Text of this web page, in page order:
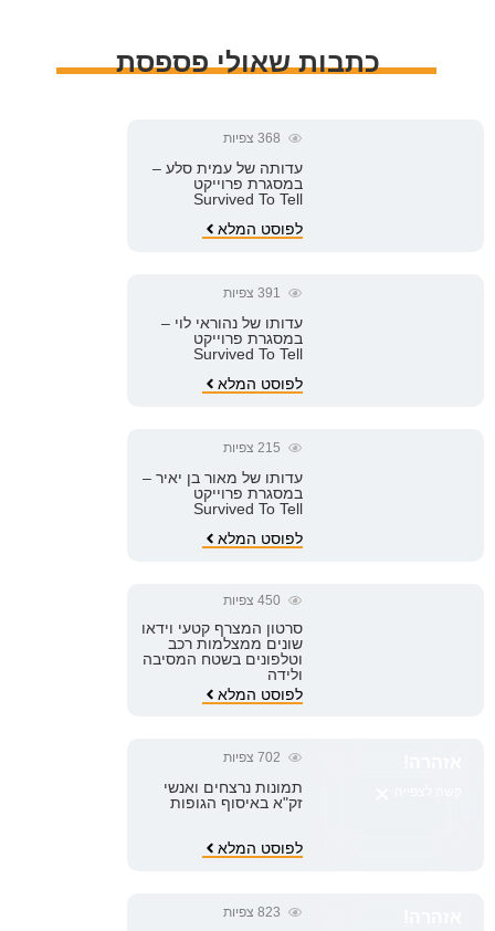
כתבות שאולי פספסת
368צפיות
עדותה של עמית סלע –
במסגרת פרוייקט
Survived To Tell
לפוסט המלא
391צפיות
עדותו של נהוראי לוי –
במסגרת פרוייקט
Survived To Tell
לפוסט המלא
215 צפיות
עדותו של מאור בן יאיר –
במסגרת פרוייקט
Survived To Tell
לפוסט המלא
450צפיות
סרטון המצרף קטעי וידאו
שונים ממצלמות רכב
וטלפונים בשטח המסיבה
ולידה
לפוסט המלא
702צפיות
תמונות נרצחים ואנשי
זק"א באיסוף הגופות
לפוסט המלא
823צפיות